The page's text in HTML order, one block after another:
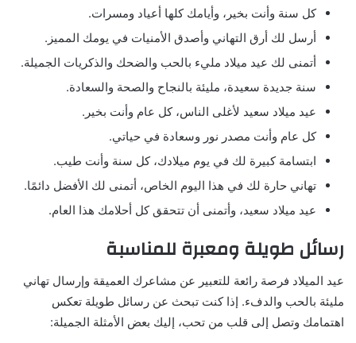
كل سنة وأنت بخير، وأيامك كلها أعياد ومسرات.
أرسل لك أرق التهاني وأصدق الأمنيات في يومك المميز.
أتمنى لك عيد ميلاد مليء بالحب والضحك والذكريات الجميلة.
سنة جديدة سعيدة، مليئة بالنجاح والصحة والسعادة.
عيد ميلاد سعيد لأغلى الناس، كل عام وأنت بخير.
كل عام وأنت مصدر نور وسعادة في حياتي.
ابتسامة كبيرة لك في يوم ميلادك، كل سنة وأنت طيب.
تهاني حارة لك في هذا اليوم الخاص، أتمنى لك الأفضل دائمًا.
عيد ميلاد سعيد، وأتمنى أن تتحقق كل أحلامك هذا العام.
رسائل طويلة ومعبرة للمناسبة
عيد الميلاد فرصة رائعة للتعبير عن مشاعرك العميقة وإرسال تهاني
مليئة بالحب والدفء. إذا كنت تبحث عن رسائل طويلة تعكس
اهتمامك وتصل إلى قلب من تحب، إليك بعض الأمثلة الجميلة: